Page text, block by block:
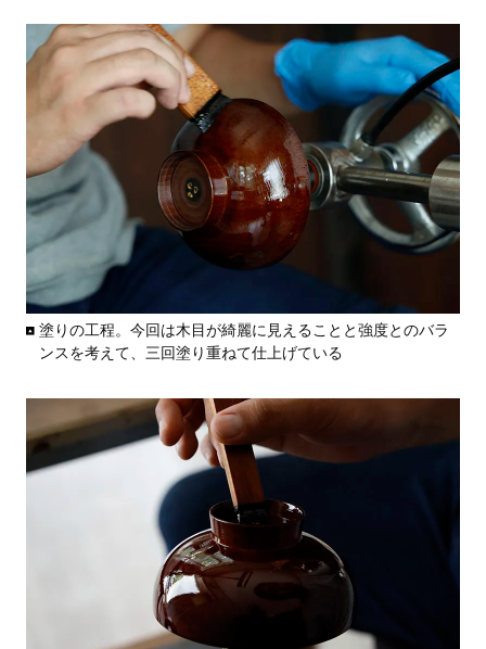
塗りの工程。今回は木目が綺麗に見えることと強度とのバラ
ンスを考えて、三回塗り重ねて仕上げている